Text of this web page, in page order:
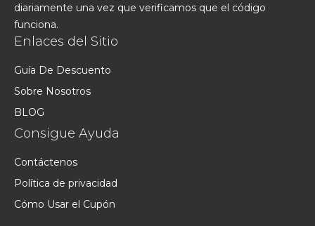
diariamente una vez que verificamos que el código
funciona.
Enlaces del Sitio
Guía De Descuento
Sobre Nosotros
BLOG
Consigue Ayuda
Contáctenos
Política de privacidad
Cómo Usar el Cupón